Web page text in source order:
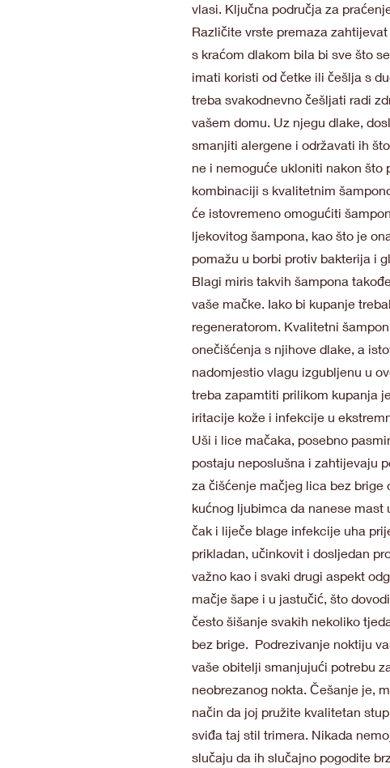
vlasi. Ključna područja za
Različite vrste premaza
s kraćom dlakom bila bi sve što
imati koristi od četke ili češlja s
treba svakodnevno češljati radi
vašem domu. Uz njegu dlake,
smanjiti alergene i održavati ih
ne i nemoguće ukloniti nakon što
kombinaciji s kvalitetnim
će istovremeno omogućiti
ljekovitog šampona, kao što je
pomažu u borbi protiv bakterija i
Blagi miris takvih šampona
vaše mačke. Iako bi kupanje
regeneratorom. Kvalitetni
onečišćenja s njihove dlake, a
nadomjestio vlagu izgubljenu u
treba zapamtiti prilikom kupanja
iritacije kože i infekcije u
Uši i lice mačaka, posebno
postaju neposlušna i zahtijevaju
za čišćenje mačjeg lica bez brige
kućnog ljubimca da nanese mast
čak i liječe blage infekcije uha
prikladan, učinkovit i dosljedan
važno kao i svaki drugi aspekt
mačje šape i u jastučić, što
često šišanje svakih nekoliko
bez brige. Podrezivanje noktiju
vaše obitelji smanjujući potrebu
neobrezanog nokta. Češanje je,
način da joj pružite kvalitetan
sviđa taj stil trimera. Nikada
slučaju da ih slučajno pogodite